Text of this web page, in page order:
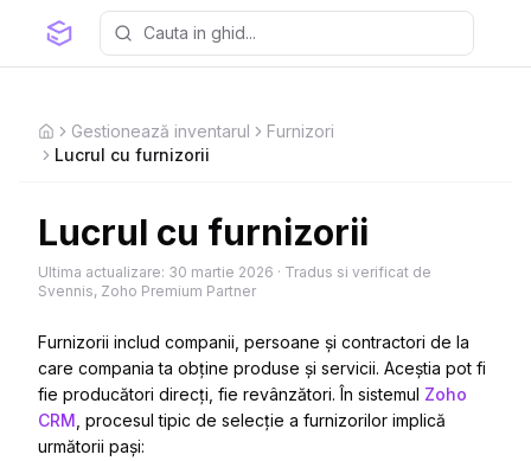
HomeGestionează inventarul
Furnizori
Lucrul cu furnizorii
Lucrul cu furnizorii
Ultima actualizare: 30 martie 2026 · Tradus si verificat de
Svennis, Zoho Premium Partner
Furnizorii includ companii, persoane și contractori de la
care compania ta obține produse și servicii. Aceștia pot fi
fie producători direcți, fie revânzători. În sistemul Zoho
CRM , procesul tipic de selecție a furnizorilor implică
următorii pași: